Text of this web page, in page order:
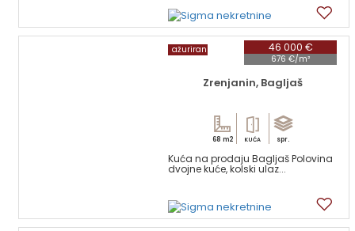
46 000 €
676 €/m²
ažuriran
Zrenjanin, Bagljaš
68 m2 KUĆA spr.
Kuća na prodaju Bagljaš Polovina
dvojne kuće, kolski ulaz...